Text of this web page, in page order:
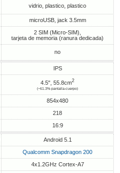
vidrio, plastico, plastico
microUSB, jack 3.5mm
2 SIM (Micro-SIM),
tarjeta de memoria (ranura dedicada)
no
IPS
4.5", 55.8cm2
(~61.3% pantalla-cuerpo)
854x480
218
16:9
Android 5.1
Qualcomm Snapdragon 200
4x1.2GHz Cortex-A7